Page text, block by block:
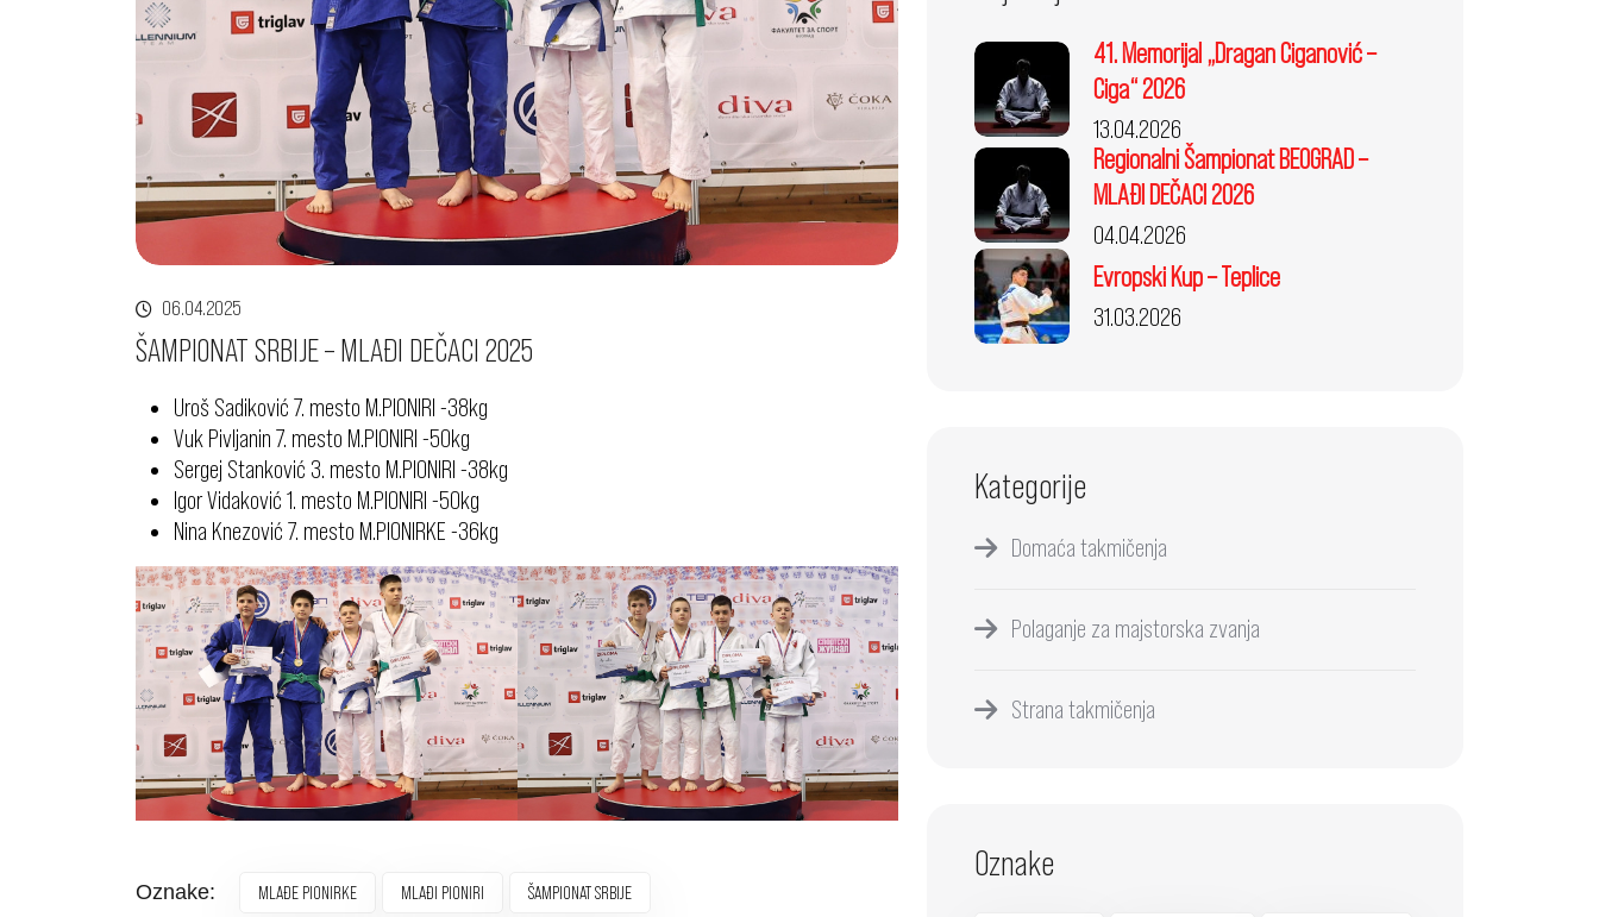
06.04.2025
ŠAMPIONAT SRBIJE – MLAĐI DEČACI 2025
Uroš Sadiković 7. mesto M.PIONIRI -38kg
Vuk Pivljanin 7. mesto M.PIONIRI -50kg
Sergej Stanković 3. mesto M.PIONIRI -38kg
Igor Vidaković 1. mesto M.PIONIRI -50kg
Nina Knezović 7. mesto M.PIONIRKE -36kg
Oznake: MLAĐE PIONIRKE MLAĐI PIONIRI ŠAMPIONAT SRBIJE
41. Memorijal „Dragan Ciganović –
Ciga“ 2026
13.04.2026
Regionalni Šampionat BEOGRAD –
MLAĐI DEČACI 2026
04.04.2026
Evropski Kup – Teplice
31.03.2026
Kategorije
Domaća takmičenja
Polaganje za majstorska zvanja
Strana takmičenja
Oznake